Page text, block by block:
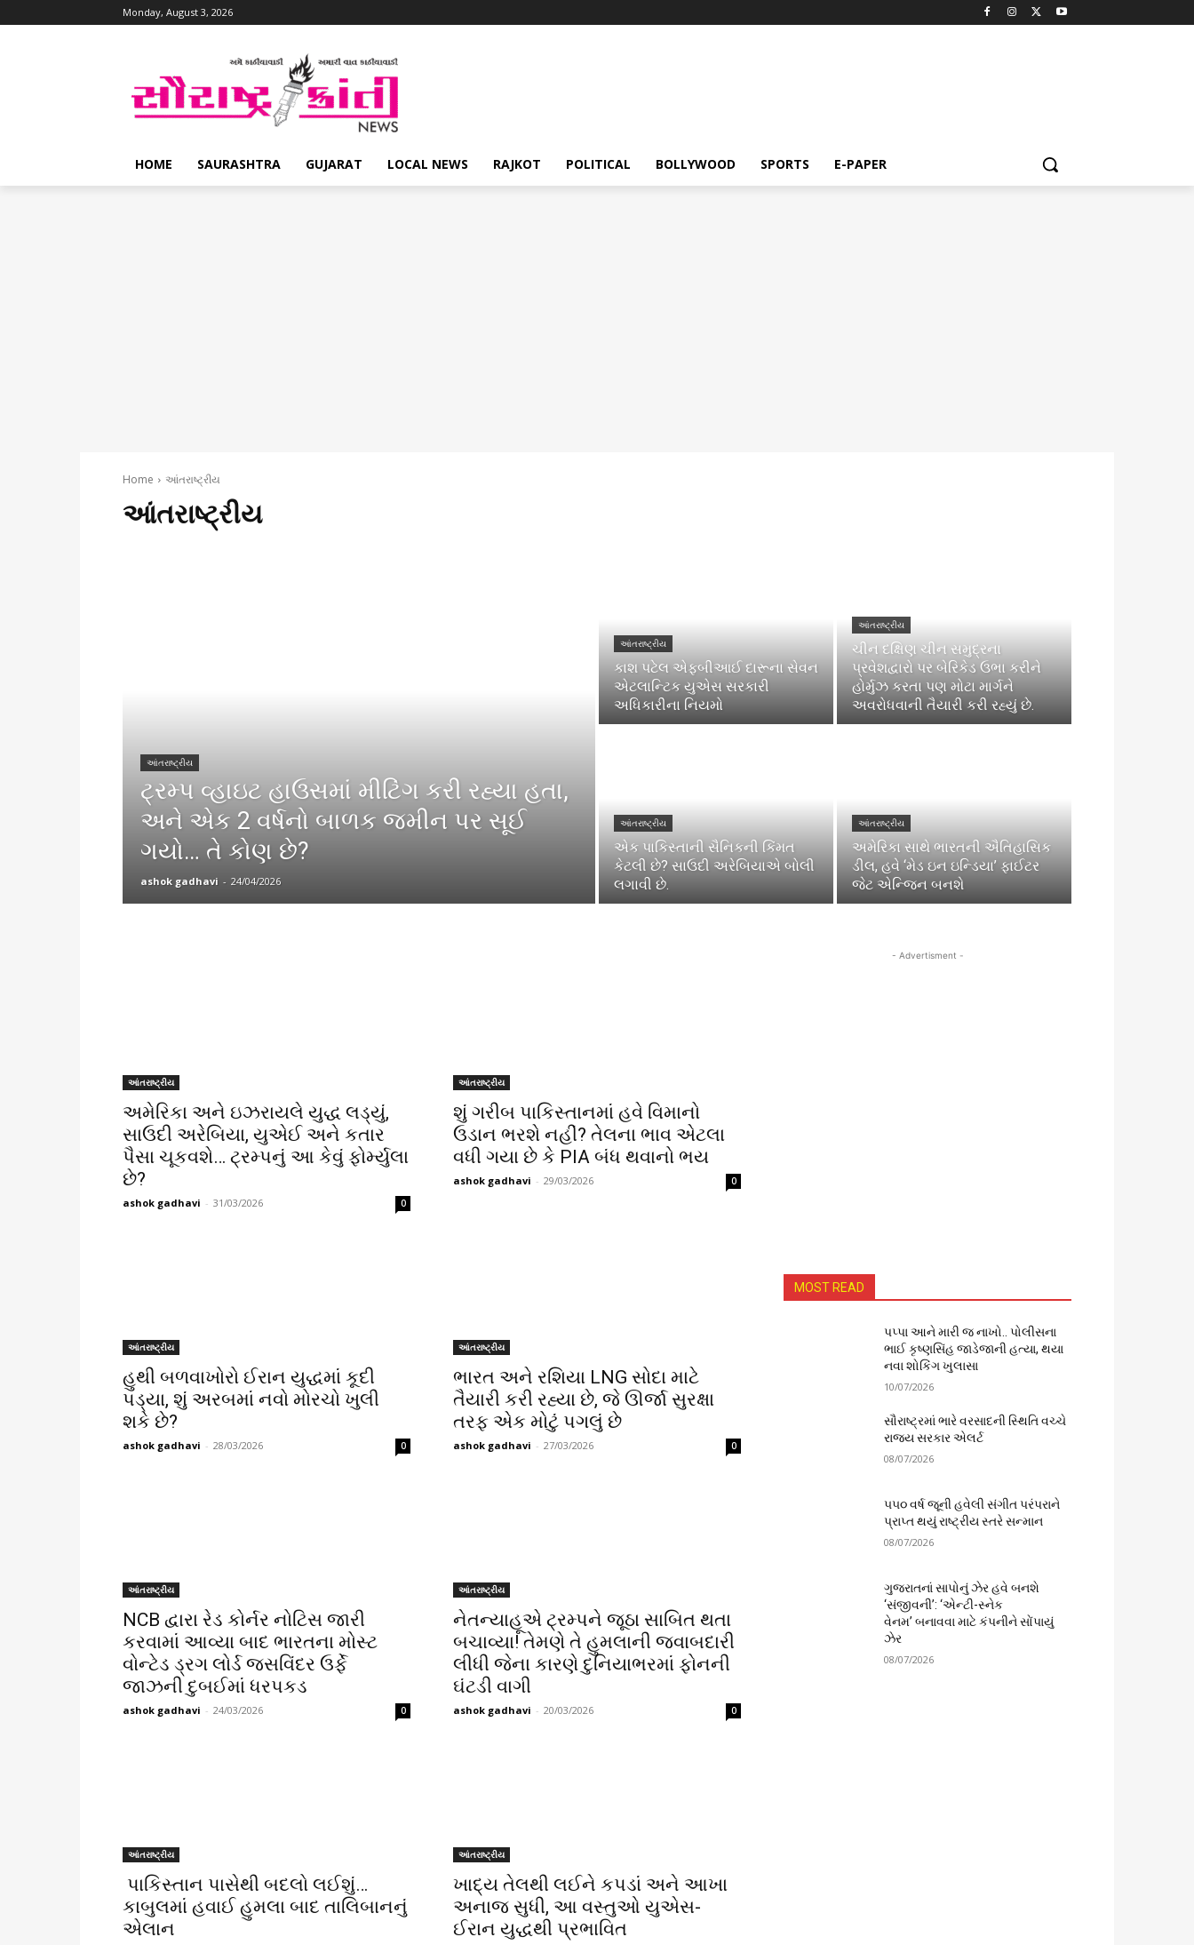
Monday, August 3, 2026
HOME SAURASHTRA GUJARAT LOCAL NEWS RAJKOT POLITICAL BOLLYWOOD SPORTS E-PAPER
Home આંતરાષ્ટ્રીય
આંતરાષ્ટ્રીય
આંતરાષ્ટ્રીય
ટ્રમ્પ વ્હાઇટ હાઉસમાં મીટિંગ કરી રહ્યા હતા,
અને એક 2 વર્ષનો બાળક જમીન પર સૂઈ
ગયો… તે કોણ છે?
ashok gadhavi - 24/04/2026
આંતરાષ્ટ્રીય
કાશ પટેલ એફબીઆઈ દારૂના સેવન
એટલાન્ટિક યુએસ સરકારી
અધિકારીના નિયમો
આંતરાષ્ટ્રીય
ચીન દક્ષિણ ચીન સમુદ્રના
પ્રવેશદ્વારો પર બેરિકેડ ઉભા કરીને
હોર્મુઝ કરતા પણ મોટા માર્ગને
અવરોધવાની તૈયારી કરી રહ્યું છે.
આંતરાષ્ટ્રીય
એક પાકિસ્તાની સૈનિકની કિંમત
કેટલી છે? સાઉદી અરેબિયાએ બોલી
લગાવી છે.
આંતરાષ્ટ્રીય
અમેરિકા સાથે ભારતની ઐતિહાસિક
ડીલ, હવે ‘મેડ ઇન ઇન્ડિયા’ ફાઈટર
જેટ એન્જિન બનશે
આંતરાષ્ટ્રીય
અમેરિકા અને ઇઝરાયલે યુદ્ધ લડ્યું,
સાઉદી અરેબિયા, યુએઈ અને કતાર
પૈસા ચૂકવશે… ટ્રમ્પનું આ કેવું ફોર્મ્યુલા
છે?
ashok gadhavi - 31/03/2026 0
આંતરાષ્ટ્રીય
શું ગરીબ પાકિસ્તાનમાં હવે વિમાનો
ઉડાન ભરશે નહીં? તેલના ભાવ એટલા
વધી ગયા છે કે PIA બંધ થવાનો ભય
ashok gadhavi - 29/03/2026 0
આંતરાષ્ટ્રીય
હુથી બળવાખોરો ઈરાન યુદ્ધમાં કૂદી
પડ્યા, શું અરબમાં નવો મોરચો ખુલી
શકે છે?
ashok gadhavi - 28/03/2026 0
આંતરાષ્ટ્રીય
ભારત અને રશિયા LNG સોદા માટે
તૈયારી કરી રહ્યા છે, જે ઊર્જા સુરક્ષા
તરફ એક મોટું પગલું છે
ashok gadhavi - 27/03/2026 0
આંતરાષ્ટ્રીય
NCB દ્વારા રેડ કોર્નર નોટિસ જારી
કરવામાં આવ્યા બાદ ભારતના મોસ્ટ
વોન્ટેડ ડ્રગ લોર્ડ જસવિંદર ઉર્ફે
જાઝની દુબઈમાં ધરપકડ
ashok gadhavi - 24/03/2026 0
આંતરાષ્ટ્રીય
નેતન્યાહૂએ ટ્રમ્પને જૂઠા સાબિત થતા
બચાવ્યા! તેમણે તે હુમલાની જવાબદારી
લીધી જેના કારણે દુનિયાભરમાં ફોનની
ઘંટડી વાગી
ashok gadhavi - 20/03/2026 0
આંતરાષ્ટ્રીય
પાકિસ્તાન પાસેથી બદલો લઈશું…
કાબુલમાં હવાઈ હુમલા બાદ તાલિબાનનું
એલાન
આંતરાષ્ટ્રીય
ખાદ્ય તેલથી લઈને કપડાં અને આખા
અનાજ સુધી, આ વસ્તુઓ યુએસ-
ઈરાન યુદ્ધથી પ્રભાવિત
- Advertisment -
MOST READ
પપ્પા આને મારી જ નાખો.. પોલીસના
ભાઈ કૃષ્ણસિંહ જાડેજાની હત્યા, થયા
નવા શોકિંગ ખુલાસા
10/07/2026
સૌરાષ્ટ્રમાં ભારે વરસાદની સ્થિતિ વચ્ચે
રાજ્ય સરકાર એલર્ટ
08/07/2026
૫૫૦ વર્ષ જૂની હવેલી સંગીત પરંપરાને
પ્રાપ્ત થયું રાષ્ટ્રીય સ્તરે સન્માન
08/07/2026
ગુજરાતનાં સાપોનું ઝેર હવે બનશે
‘સંજીવની’: ‘એન્ટી-સ્નેક
વેનમ’ બનાવવા માટે કંપનીને સોંપાયું
ઝેર
08/07/2026